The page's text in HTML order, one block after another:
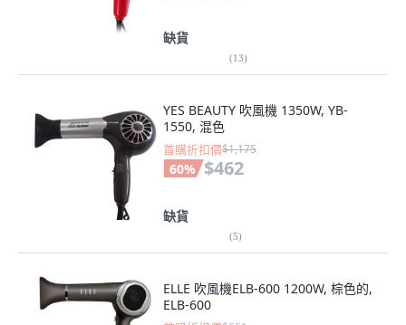
缺貨
(13)
YES BEAUTY 吹風機 1350W, YB-
1550, 混色
首購折扣價$1,175
60% $462
缺貨
(5)
ELLE 吹風機ELB-600 1200W, 棕色的,
ELB-600